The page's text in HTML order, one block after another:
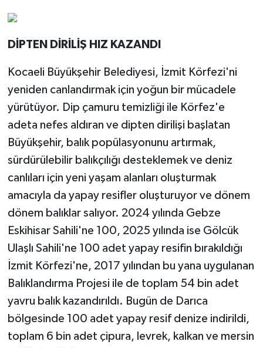
DİPTEN DİRİLİŞ HIZ KAZANDI
Kocaeli Büyükşehir Belediyesi, İzmit Körfezi'ni
yeniden canlandırmak için yoğun bir mücadele
yürütüyor. Dip çamuru temizliği ile Körfez'e
adeta nefes aldıran ve dipten dirilişi başlatan
Büyükşehir, balık popülasyonunu artırmak,
sürdürülebilir balıkçılığı desteklemek ve deniz
canlıları için yeni yaşam alanları oluşturmak
amacıyla da yapay resifler oluşturuyor ve dönem
dönem balıklar salıyor. 2024 yılında Gebze
Eskihisar Sahili'ne 100, 2025 yılında ise Gölcük
Ulaşlı Sahili'ne 100 adet yapay resifin bırakıldığı
İzmit Körfezi'ne, 2017 yılından bu yana uygulanan
Balıklandırma Projesi ile de toplam 54 bin adet
yavru balık kazandırıldı. Bugün de Darıca
bölgesinde 100 adet yapay resif denize indirildi,
toplam 6 bin adet çipura, levrek, kalkan ve mersin